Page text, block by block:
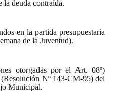
la deuda contraída.
en la partida presupuestaria
de la Juventud).
otorgadas por el Art. 08º)
Nº 143-CM-95) del
Municipal.